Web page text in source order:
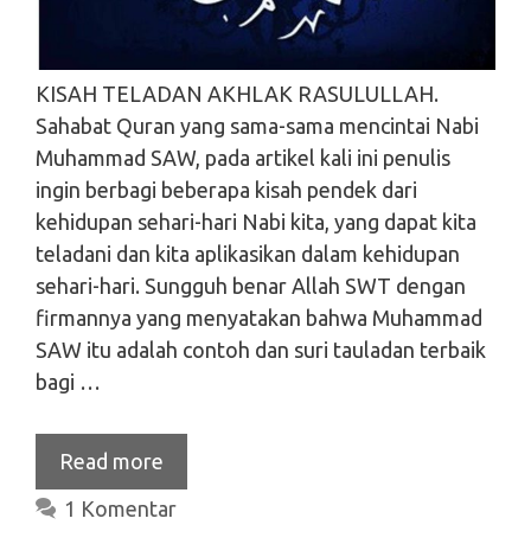
KISAH TELADAN AKHLAK RASULULLAH.
Sahabat Quran yang sama-sama mencintai Nabi
Muhammad SAW, pada artikel kali ini penulis
ingin berbagi beberapa kisah pendek dari
kehidupan sehari-hari Nabi kita, yang dapat kita
teladani dan kita aplikasikan dalam kehidupan
sehari-hari. Sungguh benar Allah SWT dengan
firmannya yang menyatakan bahwa Muhammad
SAW itu adalah contoh dan suri tauladan terbaik
bagi …
Read more
1 Komentar